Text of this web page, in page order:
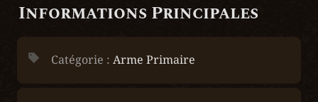
Informations Principales
Catégorie : Arme Primaire